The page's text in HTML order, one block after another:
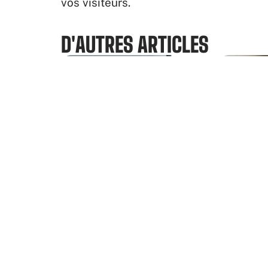
D'AUTRES ARTICLES